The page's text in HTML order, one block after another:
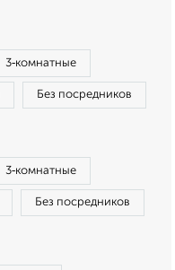
3‑комнатные
Без посредников
3‑комнатные
Без посредников